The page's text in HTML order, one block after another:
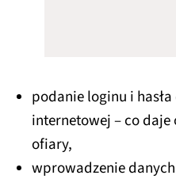
podanie loginu i
internetowej – co
ofiary,
wprowadzenie